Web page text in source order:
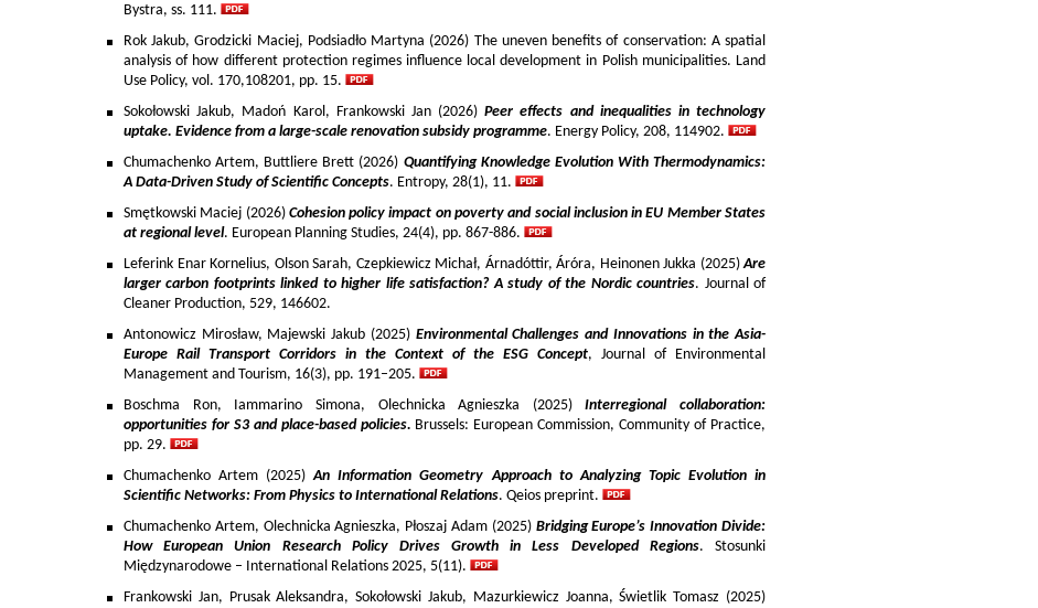
Bystra, ss. 111.
Rok Jakub, Grodzicki Maciej, Podsiadło Martyna (2026) The uneven benefits of conservation: A spatial
analysis of how different protection regimes influence local development in Polish municipalities. Land
Use Policy, vol. 170,108201, pp. 15.
Sokołowski Jakub, Madoń Karol, Frankowski Jan (2026)Peer effects and inequalities in technology
uptake. Evidence from a large-scale renovation subsidy programme. Energy Policy, 208, 114902.
Chumachenko Artem, Buttliere Brett (2026) Quantifying Knowledge Evolution With Thermodynamics:
A Data-Driven Study of Scientific Concepts. Entropy, 28(1), 11.
Smętkowski Maciej (2026) Cohesion policy impact on poverty and social inclusion in EU Member States
at regional level. European Planning Studies, 24(4), pp. 867-886.
Leferink Enar Kornelius, Olson Sarah, Czepkiewicz Michał, Árnadóttir, Áróra, Heinonen Jukka (2025)Are
larger carbon footprints linked to higher life satisfaction? A study of the Nordic countries. Journal of
Cleaner Production, 529, 146602.
Antonowicz Mirosław, Majewski Jakub (2025) Environmental Challenges and Innovations in the Asia-
Europe Rail Transport Corridors in the Context of the ESG Concept, Journal of Environmental
Management and Tourism, 16(3), pp. 191–205.
Boschma Ron, Iammarino Simona, Olechnicka Agnieszka (2025)Interregional collaboration:
opportunities for S3 and place-based policies. Brussels: European Commission, Community of Practice,
pp. 29.
Chumachenko Artem (2025)An Information Geometry Approach to Analyzing Topic Evolution in
Scientific Networks: From Physics to International Relations. Qeios preprint.
Chumachenko Artem, Olechnicka Agnieszka, Płoszaj Adam (2025) Bridging Europe’s Innovation Divide:
How European Union Research Policy Drives Growth in Less Developed Regions. Stosunki
Międzynarodowe – International Relations 2025, 5(11).
Frankowski Jan, Prusak Aleksandra, Sokołowski Jakub, Mazurkiewicz Joanna, Świetlik Tomasz (2025)